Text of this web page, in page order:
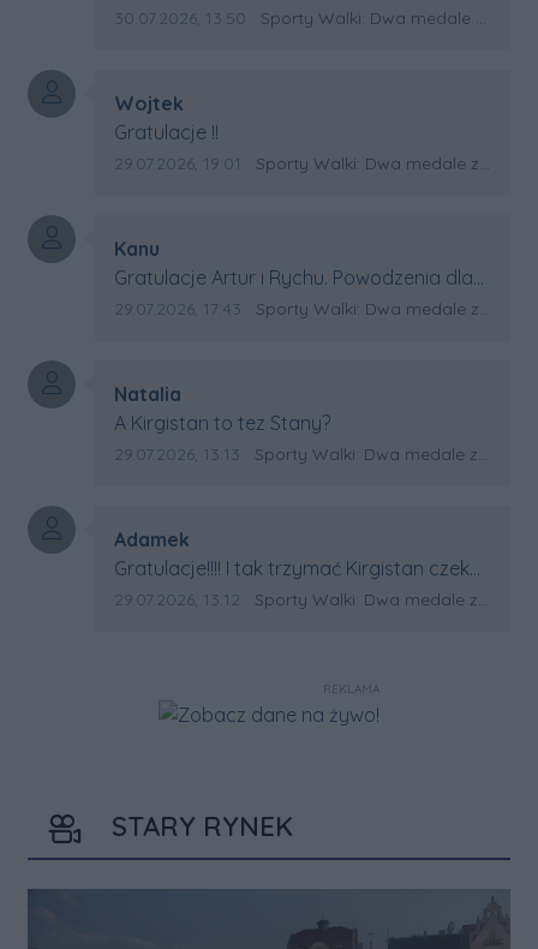
Swiata?
Data dodania komentarza:
30.07.2026, 13:50 Źródło komentarza:
Sporty Walki: Dwa medale za oceanem
Autor komentarza:
Wojtek
Treść komentarza:
Gratulacje !!
Data dodania komentarza:
29.07.2026, 19:01 Źródło komentarza:
Sporty Walki: Dwa medale za oceanem
Autor komentarza:
Kanu
Treść komentarza:
Gratulacje Artur i Rychu. Powodzenia dla
Kirgistanu.
Data dodania komentarza:
29.07.2026, 17:43 Źródło komentarza:
Sporty Walki: Dwa medale za oceanem
Autor komentarza:
Natalia
Treść komentarza:
A Kirgistan to tez Stany?
Data dodania komentarza:
29.07.2026, 13:13 Źródło komentarza:
Sporty Walki: Dwa medale za oceanem
Autor komentarza:
Adamek
Treść komentarza:
Gratulacje!!!! I tak trzymać Kirgistan czeka
na powtórkę z USA a może i złote medale.
Data dodania komentarza:
29.07.2026, 13:12 Źródło komentarza:
Sporty Walki: Dwa medale za oceanem
REKLAMA
STARY RYNEK